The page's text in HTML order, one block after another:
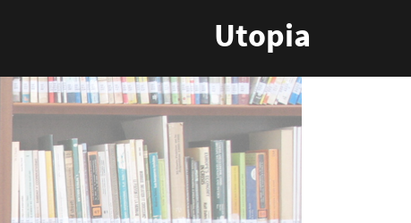
Utopia